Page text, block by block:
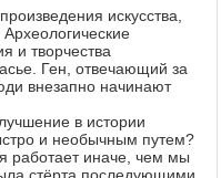
искусства,
и творчества
Ген, отвечающий за
внезапно начинают
в истории
и необычным путем?
работает иначе, чем мы